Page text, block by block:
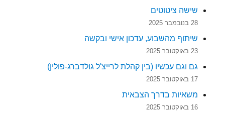
שישה ציטוטים
28 בנובמבר 2025
שיתוף מהשבוע, עדכון אישי ובקשה
23 באוקטובר 2025
גם וגם עכשיו (בין קהלת לרייצ'ל גולדברג-פולין)
17 באוקטובר 2025
משאיות בדרך הצבאית
16 באוקטובר 2025